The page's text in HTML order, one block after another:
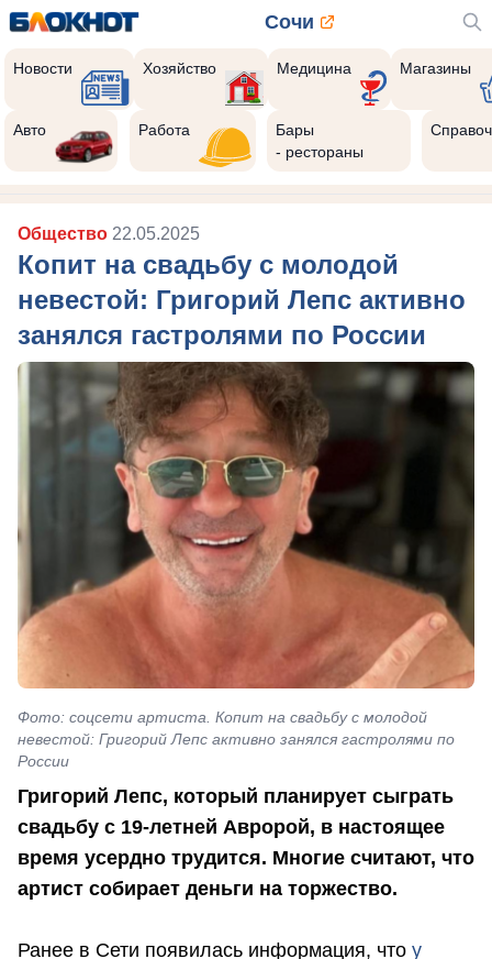
Сочи
Новости Хозяйство Медицина Магазины
Авто Работа
Бары
- рестораны
Общество 22.05.2025
Копит на свадьбу с молодой
невестой: Григорий Лепс активно
занялся гастролями по России
Фото: соцсети артиста. Копит на свадьбу с молодой
невестой: Григорий Лепс активно занялся гастролями по
России
Григорий Лепс, который планирует сыграть
свадьбу с 19-летней Авророй, в настоящее
время усердно трудится. Многие считают, что
артист собирает деньги на торжество.
Ранее в Сети появилась информация, что у